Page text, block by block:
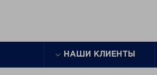
НАШИ КЛИЕНТЫ